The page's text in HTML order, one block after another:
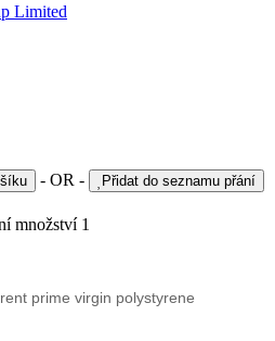
Limited
- OR -
Přidat do seznamu přání
množství 1
prime virgin polystyrene